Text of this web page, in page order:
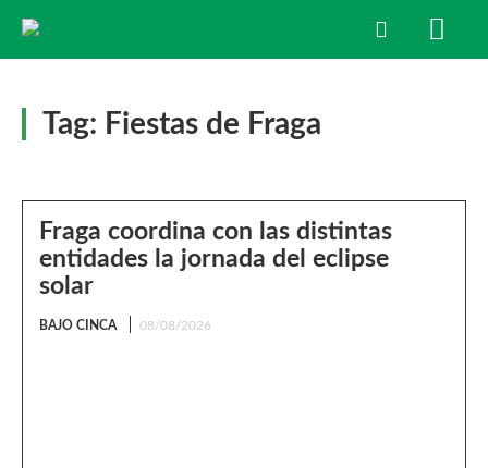
Tag: Fiestas de Fraga
Fraga coordina con las distintas
entidades la jornada del eclipse
solar
BAJO CINCA 08/08/2026